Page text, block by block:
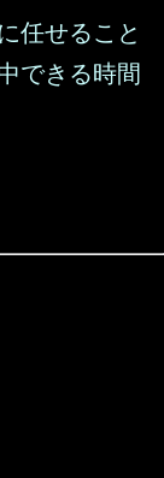
任せること
できる時間